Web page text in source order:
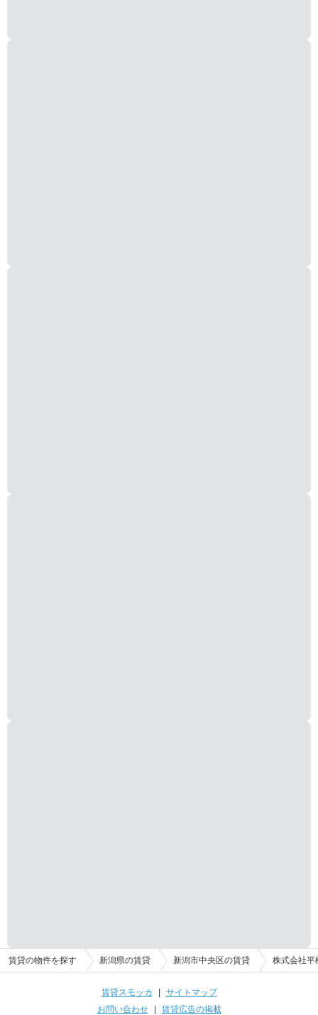
賃貸の物件を探す 新潟県の賃貸 新潟市中央区の賃貸 株式会社平
賃貸スモッカ
サイトマップ
お問い合わせ| 賃貸広告の掲載